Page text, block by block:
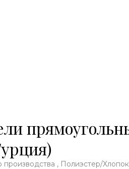
, Полиэстер/Хлопок